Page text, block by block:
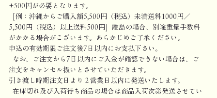
+500円が必要となります。
[例：沖縄からご購入額5,500円（税込）未満送料1000円／
5,500円（税込）以上送料500円] 離島の場合、別途重量手数料
がかかる場合がこざいます。あらかじめご了承ください。
申込の有効期限ご注文後7日以内にお支払下さい。
なお、ご注文から7日以内にご入金が確認できない場合は、ご
注文をキャンセル扱いとさせていただきます。
引き渡し時期注文日より２営業日以内に発送いたします。
在庫切れ及び入荷待ち商品の場合は商品入荷次第発送させてい